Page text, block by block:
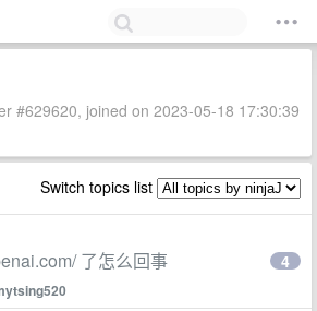
#629620, joined on 2023-05-18 17:30:39
Switch topics list
了怎么回事 4